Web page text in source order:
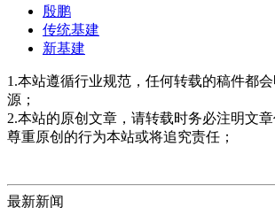
殷鹏
传统基建
新基建
1.本站遵循行业规范，任何转载的稿件都
源；
2.本站的原创文章，请转载时务必注明文
尊重原创的行为本站或将追究责任；
最新新闻